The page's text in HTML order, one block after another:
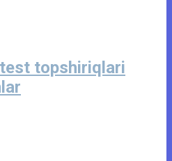
topshiriqlari